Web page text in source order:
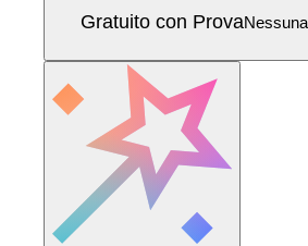
Gratuito con Prova